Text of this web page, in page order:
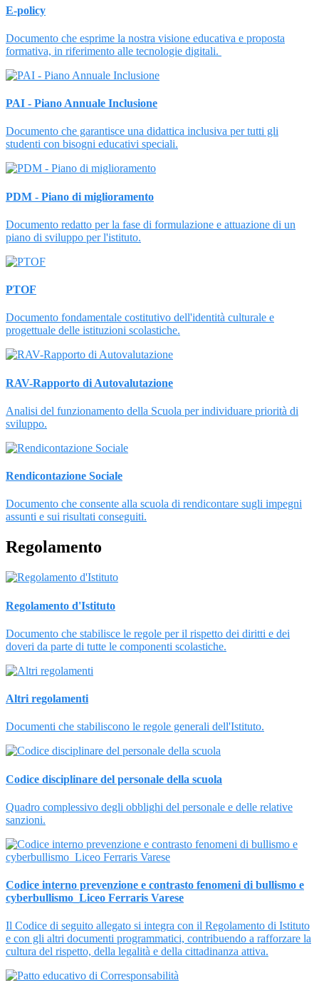
E-policy
Documento che esprime la nostra visione educativa e proposta
formativa, in riferimento alle tecnologie digitali.
PAI - Piano Annuale Inclusione
Documento che garantisce una didattica inclusiva per tutti gli
studenti con bisogni educativi speciali.
PDM - Piano di miglioramento
Documento redatto per la fase di formulazione e attuazione di un
piano di sviluppo per l'istituto.
PTOF
Documento fondamentale costitutivo dell'identità culturale e
progettuale delle istituzioni scolastiche.
RAV-Rapporto di Autovalutazione
Analisi del funzionamento della Scuola per individuare priorità di
sviluppo.
Rendicontazione Sociale
Documento che consente alla scuola di rendicontare sugli impegni
assunti e sui risultati conseguiti.
Regolamento
Regolamento d'Istituto
Documento che stabilisce le regole per il rispetto dei diritti e dei
doveri da parte di tutte le componenti scolastiche.
Altri regolamenti
Documenti che stabiliscono le regole generali dell'Istituto.
Codice disciplinare del personale della scuola
Quadro complessivo degli obblighi del personale e delle relative
sanzioni.
Codice interno prevenzione e contrasto fenomeni di bullismo e
cyberbullismo_Liceo Ferraris Varese
Il Codice di seguito allegato si integra con il Regolamento di Istituto
e con gli altri documenti programmatici, contribuendo a rafforzare la
cultura del rispetto, della legalità e della cittadinanza attiva.